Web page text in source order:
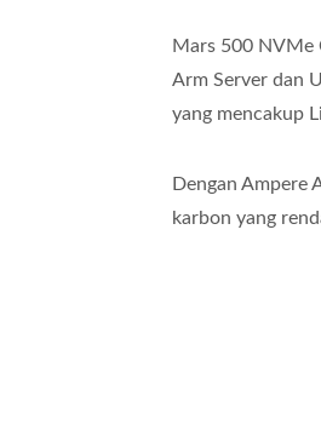
Mars 500 NVMe
Arm Server dan
yang mencakup
Dengan Ampere
karbon yang